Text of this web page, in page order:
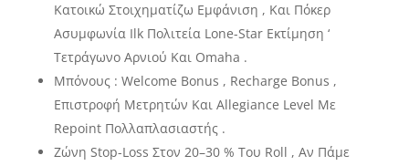
Κατοικώ Στοιχηματίζω Εμφάνιση , Και Πόκερ
Ασυμφωνία Ilk Πολιτεία Lone-Star Εκτίμηση ‘
Τετράγωνο Αρνιού Και Omaha .
Μπόνους : Welcome Bonus , Recharge Bonus ,
Επιστροφή Μετρητών Και Allegiance Level Με
Repoint Πολλαπλασιαστής .
Ζώνη Stop-Loss Στον 20–30 % Του Roll , Αν Πάμε